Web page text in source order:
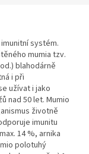
systém.
mumia tzv.
blahodárně
i při
užívat i jako
nad 50 let. Mumio
životně
imunitu
14 %, arnika
polotuhý